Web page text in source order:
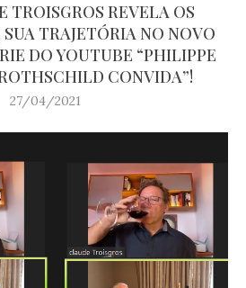
TROISGROS REVELA OS
TRAJETÓRIA NO NOVO
DO YOUTUBE “PHILIPPE
CONVIDA”!
27/04/2021